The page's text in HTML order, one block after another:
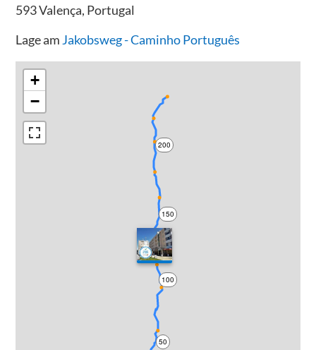
593 Valença, Portugal
Lage am Jakobsweg - Caminho Português
50
100
150
200
+
−